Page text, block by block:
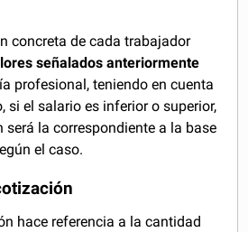
concreta de cada trabajador
señalados anteriormente
profesional, teniendo en cuenta
si el salario es inferior o superior,
será la correspondiente a la base
el caso.
hace referencia a la cantidad